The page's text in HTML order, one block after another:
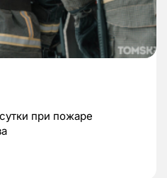
при пожаре